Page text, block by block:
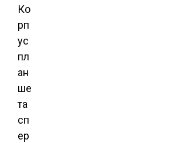
Ко
рп
ус
пл
ан
ше
та
сп
ер